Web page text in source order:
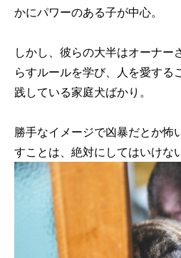
かにパワーのある子が中心。
しかし、彼らの大半はオーナー
らすルールを学び、人を愛する
践している家庭犬ばかり。
勝手なイメージで凶暴だとか怖
すことは、絶対にしてはいけな